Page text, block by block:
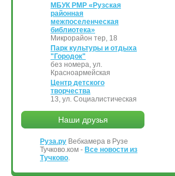
МБУК РМР «Рузская
районная
межпоселенческая
библиотека»
Микрорайон тер, 18
Парк культуры и отдыха
"Городок"
без номера, ул.
Красноармейская
Центр детского
творчества
13, ул. Социалистическая
Наши друзья
Руза.ру Вебкамера в Рузе
Тучково.ком - Все новости из
Тучково.